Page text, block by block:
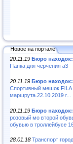
Новое на портале
20.11.19 Бюро
Папка для черчения а3
20.11.19 Бюро
Спортивный мешок FILA
маршрута.22.10.2019 г...
20.11.19 Бюро
розовый мо второй
обувью в троллейбусе
28.01.18 Транспорт